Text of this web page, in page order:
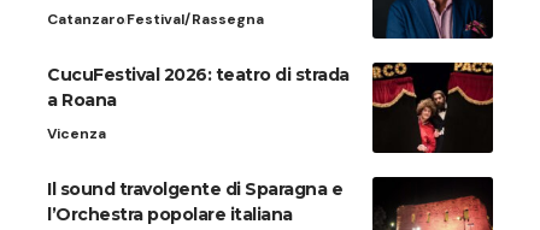
CatanzaroFestival/Rassegna
CucuFestival 2026: teatro di strada
a Roana
Vicenza
Il sound travolgente di Sparagna e
l’Orchestra popolare italiana